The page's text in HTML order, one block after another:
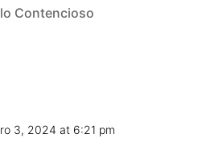
Contencioso
3, 2024 at 6:21 pm